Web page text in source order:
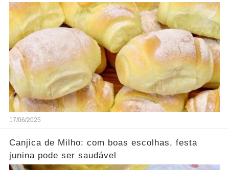
mais
17/06/2025
Canjica de Milho: com boas escolhas, festa
junina pode ser saudável